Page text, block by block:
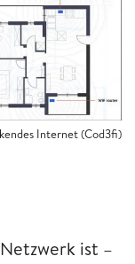
Internet (Cod3fi)
ist –